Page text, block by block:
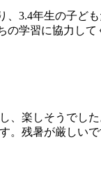
3.4年生の子ど
学習に協力して
、楽しそうでした
。残暑が厳しい